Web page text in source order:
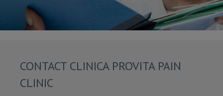
CONTACT CLINICA PROVITA PAIN
CLINIC